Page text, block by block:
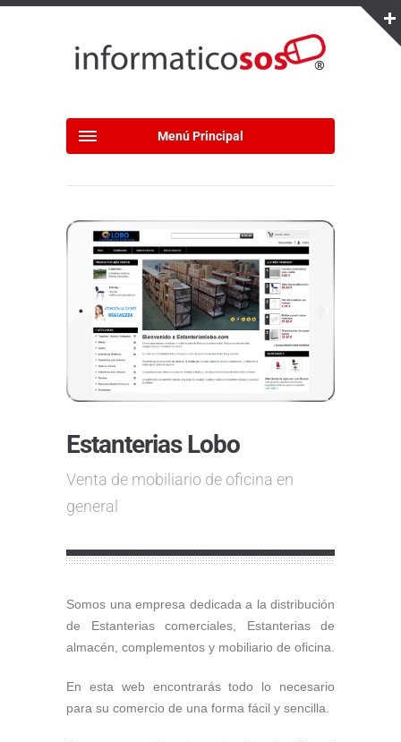
Menú Principal
Estanterias Lobo
Venta de mobiliario de oficina en
general
Somos una empresa dedicada a la distribución
de Estanterias comerciales, Estanterias de
almacén, complementos y mobiliario de oficina.
En esta web encontrarás todo lo necesario
para su comercio de una forma fácil y sencilla.